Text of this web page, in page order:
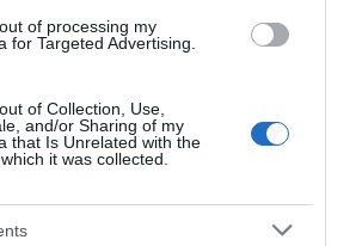
of processing my
for Targeted Advertising.
of Collection, Use,
and/or Sharing of my
that Is Unrelated with the
it was collected.
έως την οδό Καποδιστρίου